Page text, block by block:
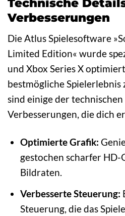
Verbesserungen
Die Atlus Spielesoftware
Limited Edition« wurde
und Xbox Series X
bestmögliche
sind einige der
Verbesserungen, die dich
Optimierte Grafik:
gestochen scharfer
Bildraten.
Verbesserte Steuerung:
Steuerung, die das